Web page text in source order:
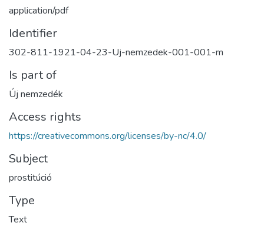
application/pdf
Identifier
302-811-1921-04-23-Uj-nemzedek-001-001-m
Is part of
Új nemzedék
Access rights
https://creativecommons.org/licenses/by-nc/4.0/
Subject
prostitúció
Type
Text